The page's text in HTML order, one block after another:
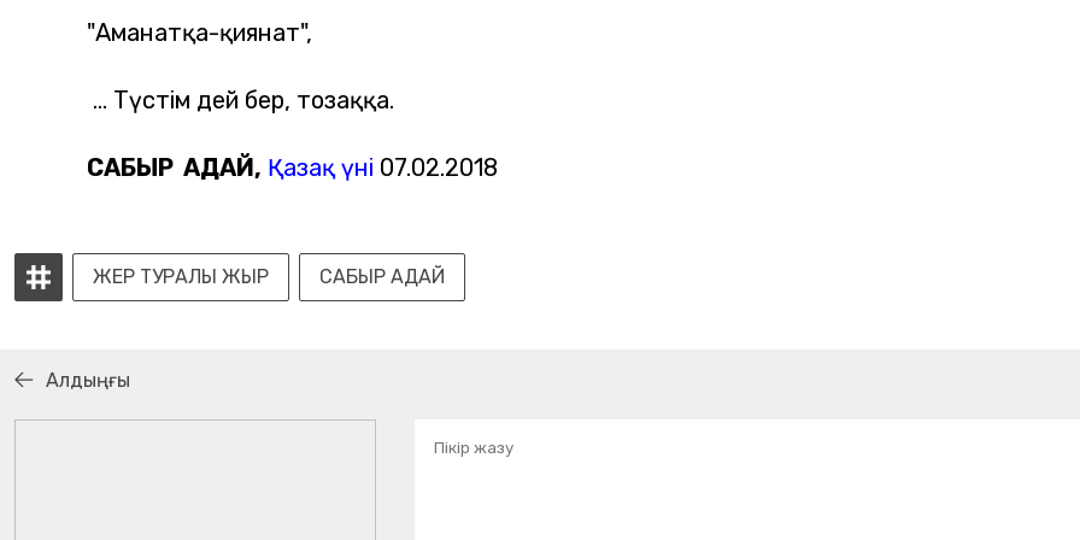
"Аманатқа-қиянат",
... Түстім дей бер, тозаққа.
САБЫР АДАЙ, Қазақ үні 07.02.2018
ЖЕР ТУРАЛЫ ЖЫР САБЫР АДАЙ
Алдыңғы